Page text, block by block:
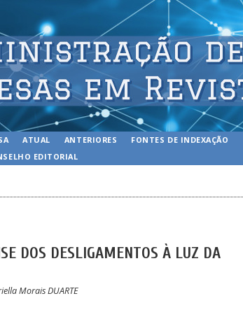
ATUAL ANTERIORES FONTES DE INDEXAÇÃO
EDITORIAL
DOS DESLIGAMENTOS À LUZ DA
Morais DUARTE